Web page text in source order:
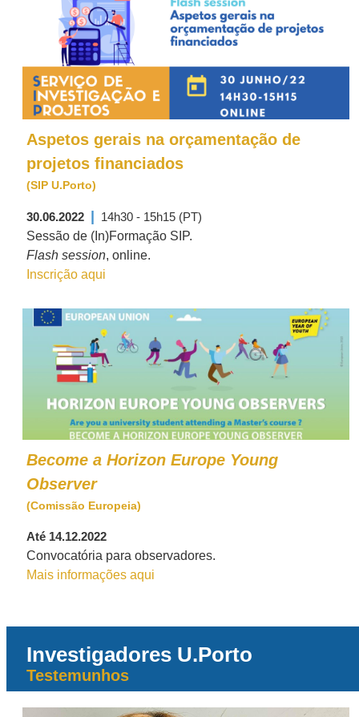
Aspetos gerais na orçamentação de
projetos financiados
(SIP U.Porto)
30.06.2022
14h30 - 15h15 (PT)
Sessão de (In)Formação SIP.
Flash session, online.
Inscrição aqui
Become a Horizon Europe Young
Observer
(Comissão Europeia)
Até 14.12.2022
Convocatória para observadores.
Mais informações aqui
Investigadores U.Porto
Testemunhos